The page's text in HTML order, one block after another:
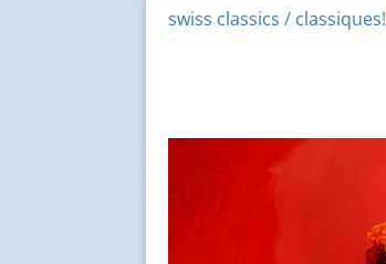
swiss classics / classiques!